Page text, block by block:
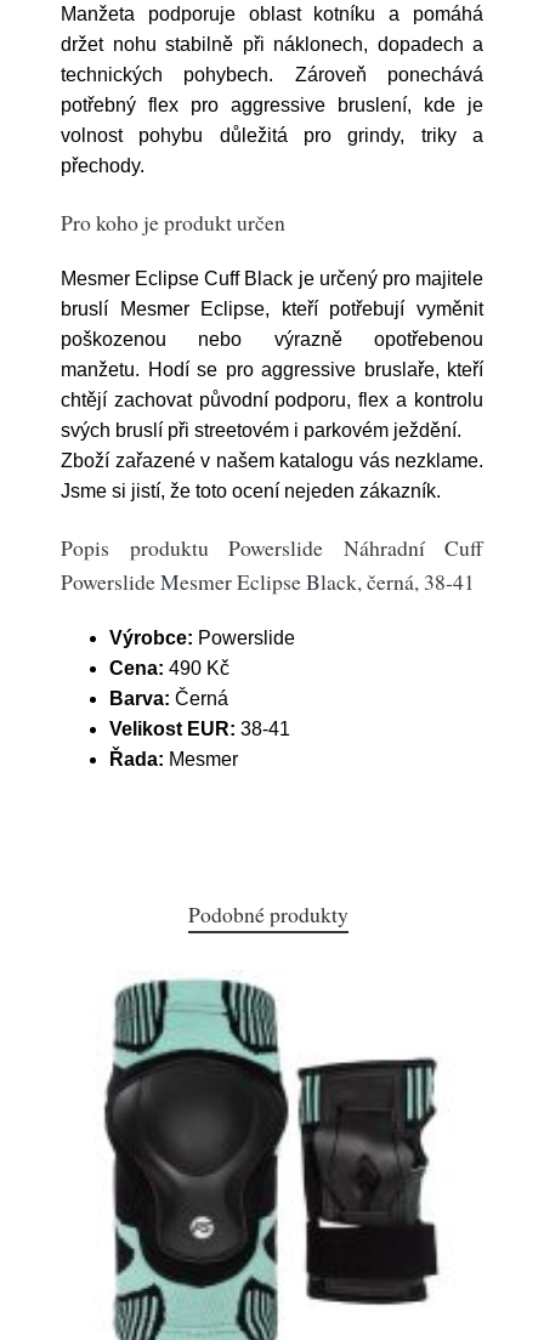
Manžeta podporuje oblast kotníku a pomáhá
držet nohu stabilně při náklonech, dopadech a
technických pohybech. Zároveň ponechává
potřebný flex pro aggressive bruslení, kde je
volnost pohybu důležitá pro grindy, triky a
přechody.
Pro koho je produkt určen
Mesmer Eclipse Cuff Black je určený pro majitele
bruslí Mesmer Eclipse, kteří potřebují vyměnit
poškozenou nebo výrazně opotřebenou
manžetu. Hodí se pro aggressive bruslaře, kteří
chtějí zachovat původní podporu, flex a kontrolu
svých bruslí při streetovém i parkovém ježdění.
Zboží zařazené v našem katalogu vás nezklame.
Jsme si jistí, že toto ocení nejeden zákazník.
Popis produktu Powerslide Náhradní Cuff
Powerslide Mesmer Eclipse Black, černá, 38-41
Výrobce: Powerslide
Cena: 490 Kč
Barva: Černá
Velikost EUR: 38-41
Řada: Mesmer
Podobné produkty